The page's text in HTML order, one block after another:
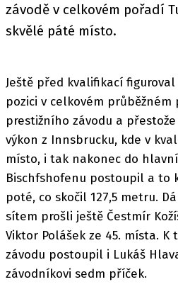
závodě v celkovém pořadí
skvělé páté místo.
Ještě před kvalifikací
pozici v celkovém
prestižního závodu a
výkon z Innsbrucku, kde v
místo, i tak nakonec do
Bischfshofenu postoupil a to
poté, co skočil 127,5 metru.
sítem prošli ještě Čestmír
Viktor Polášek ze 45. místa.
závodu postoupil i Lukáš
závodníkovi sedm příček.